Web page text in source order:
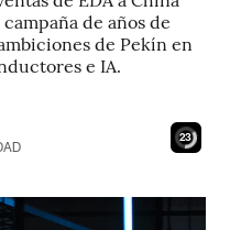
de años de
de Pekín en
e IA.
21